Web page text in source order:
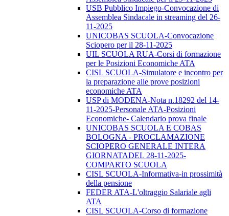
USB Pubblico Impiego-Convocazione di
Assemblea Sindacale in streaming del 26-
11-2025
UNICOBAS SCUOLA-Convocazione
Sciopero per il 28-11-2025
UIL SCUOLA RUA-Corsi di formazione
per le Posizioni Economiche ATA
CISL SCUOLA-Simulatore e incontro per
la preparazione alle prove posizioni
economiche ATA
USP di MODENA-Nota n.18292 del 14-
11-2025-Personale ATA-Posizioni
Economiche- Calendario prova finale
UNICOBAS SCUOLA E COBAS
BOLOGNA - PROCLAMAZIONE
SCIOPERO GENERALE INTERA
GIORNATADEL 28-11-2025-
COMPARTO SCUOLA
CISL SCUOLA-Informativa-in prossimità
della pensione
FEDER ATA-L'oltraggio Salariale agli
ATA
CISL SCUOLA-Corso di formazione